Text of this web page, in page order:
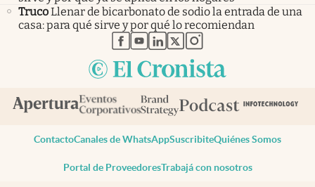
TrucoLlenar de bicarbonato de sodio la entrada de una
casa: para qué sirve y por qué lo recomiendan
abre en nueva pestaña
abre en nueva pestaña
abre en nueva pestaña
abre en nueva pestaña
abre en nueva pestaña
ContactoCanales de WhatsAppSuscribiteQuiénes Somos
Portal de ProveedoresTrabajá con nosotros